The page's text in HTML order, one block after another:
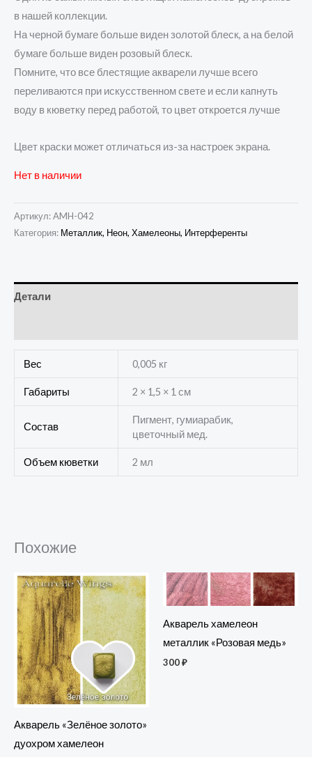
в нашей коллекции.
На черной бумаге больше виден золотой блеск, а на белой
бумаге больше виден розовый блеск.
Помните, что все блестящие акварели лучше всего
переливаются при искусственном свете и если капнуть
воду в кюветку перед работой, то цвет откроется лучше
Цвет краски может отличаться из-за настроек экрана.
Нет в наличии
Артикул:AMH-042
Категория: Металлик, Неон, Хамелеоны, Интерференты
Детали
Вес 0,005 кг
Габариты 2 × 1,5 × 1 см
Состав
Пигмент, гумиарабик,
цветочный мед.
Объем кюветки 2 мл
Похожие
Акварель «Зелёное золото»
дуохром хамелеон
Акварель хамелеон
металлик «Розовая медь»
300₽